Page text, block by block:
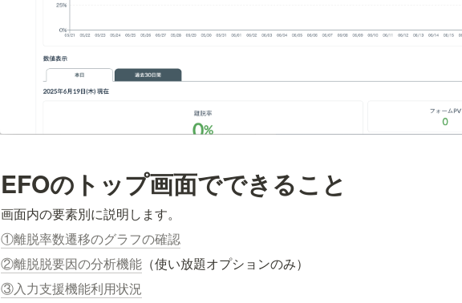
EFOのトップ画面でできること
画面内の要素別に説明します。
①離脱率数遷移のグラフの確認
②離脱脱要因の分析機能（使い放題オプションのみ）
③入力支援機能利用状況